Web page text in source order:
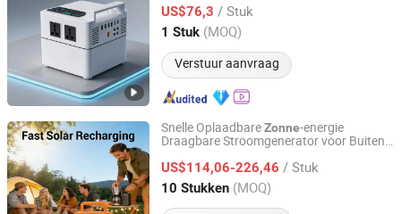
Noodstroom
US$76,3 / Stuk
1 Stuk (MOQ)
Verstuur aanvraag
Zhejiang, China Sinds 2025
Snelle OplaadbareZonne-energie
Draagbare Stroomgenerator voor Buiten
US$114,06-226,46 / Stuk
10 Stukken (MOQ)
Shaoxing Rich Technology Co., Ltd.
Zhejiang, China Sinds 2026